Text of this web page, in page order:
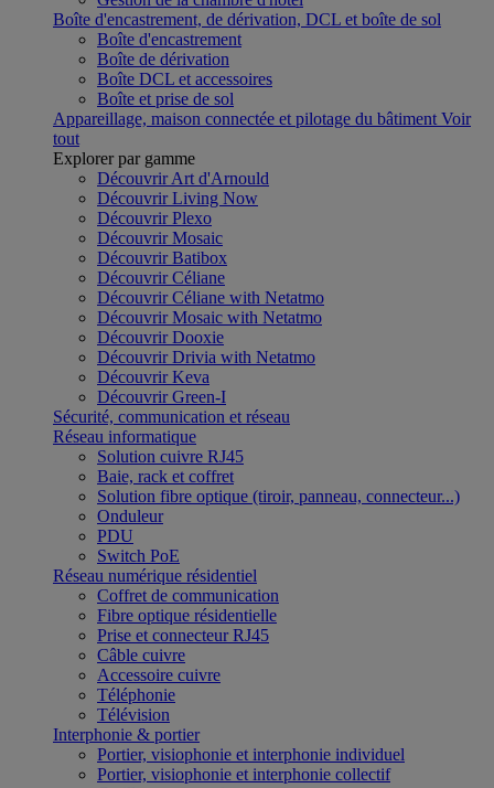
Boîte d'encastrement, de dérivation, DCL et boîte de sol
Boîte d'encastrement
Boîte de dérivation
Boîte DCL et accessoires
Boîte et prise de sol
Appareillage, maison connectée et pilotage du bâtiment Voir
tout
Explorer par gamme
Découvrir Art d'Arnould
Découvrir Living Now
Découvrir Plexo
Découvrir Mosaic
Découvrir Batibox
Découvrir Céliane
Découvrir Céliane with Netatmo
Découvrir Mosaic with Netatmo
Découvrir Dooxie
Découvrir Drivia with Netatmo
Découvrir Keva
Découvrir Green-I
Sécurité, communication et réseau
Réseau informatique
Solution cuivre RJ45
Baie, rack et coffret
Solution fibre optique (tiroir, panneau, connecteur...)
Onduleur
PDU
Switch PoE
Réseau numérique résidentiel
Coffret de communication
Fibre optique résidentielle
Prise et connecteur RJ45
Câble cuivre
Accessoire cuivre
Téléphonie
Télévision
Interphonie & portier
Portier, visiophonie et interphonie individuel
Portier, visiophonie et interphonie collectif